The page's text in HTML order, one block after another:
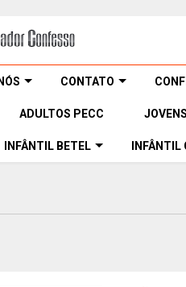
CONTATO
ADULTOS PECC
INFÂNTIL BETEL